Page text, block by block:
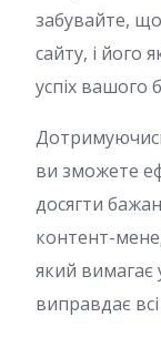
забувайте,
сайту, і його
успіх вашого
ви зможете
досягти
контент-
який вимагає
виправдає